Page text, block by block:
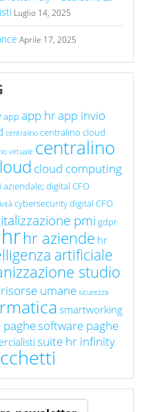
Luglio 14, 2025
Aprile 17, 2025
app app hrapp invio
centralino centralino cloud
virtuale centralino
cloud computing
digital CFO
cybersecuritydigital CFO
pmi gdpr
hrhr aziende hr
artificiale
studio
risorse umane sicurezza
smartworking
software paghe
suite hr infinity